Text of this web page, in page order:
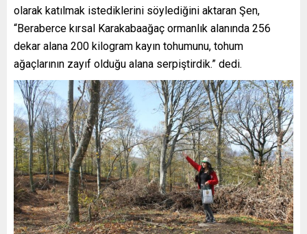
olarak katılmak istediklerini söylediğini aktaran Şen,
“Beraberce kırsal Karakabaağaç ormanlık alanında 256
dekar alana 200 kilogram kayın tohumunu, tohum
ağaçlarının zayıf olduğu alana serpiştirdik.” dedi.